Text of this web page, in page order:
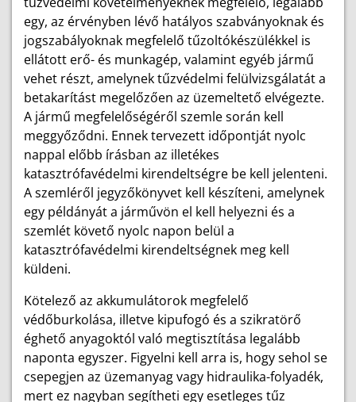
egy, az érvényben lévő hatályos szabványoknak és
jogszabályoknak megfelelő tűzoltókészülékkel is
ellátott erő- és munkagép, valamint egyéb jármű
vehet részt, amelynek tűzvédelmi felülvizsgálatát a
betakarítást megelőzően az üzemeltető elvégezte.
A jármű megfelelőségéről szemle során kell
meggyőződni. Ennek tervezett időpontját nyolc
nappal előbb írásban az illetékes
katasztrófavédelmi kirendeltségre be kell jelenteni.
A szemléről jegyzőkönyvet kell készíteni, amelynek
egy példányát a járművön el kell helyezni és a
szemlét követő nyolc napon belül a
katasztrófavédelmi kirendeltségnek meg kell
küldeni.
Kötelező az akkumulátorok megfelelő
védőburkolása, illetve kipufogó és a szikratörő
éghető anyagoktól való megtisztítása legalább
naponta egyszer. Figyelni kell arra is, hogy sehol se
csepegjen az üzemanyag vagy hidraulika-folyadék,
mert ez nagyban segítheti egy esetleges tűz